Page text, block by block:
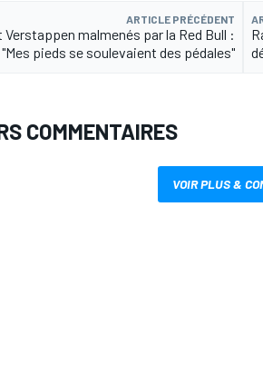
ARTICLE PRÉCÉDENT
Verstappen malmenés par la Red Bull :
"Mes pieds se soulevaient des pédales"
COMMENTAIRES
VOIR PLUS &